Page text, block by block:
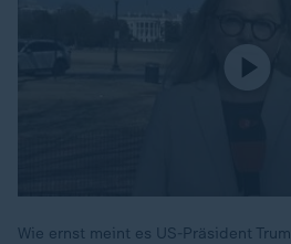
Wie ernst meint es US-Präsident